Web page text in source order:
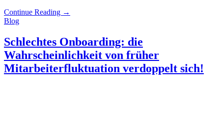
Continue Reading →
Blog
Schlechtes Onboarding: die
Wahrscheinlichkeit von früher
Mitarbeiterfluktuation verdoppelt sich!